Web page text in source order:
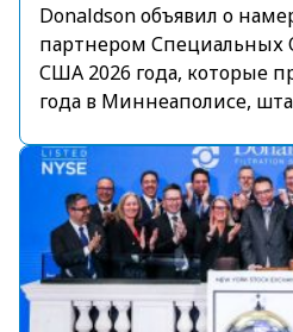
Donaldson объявил о
партнером
США 2026 года, которые
года в Миннеаполисе,